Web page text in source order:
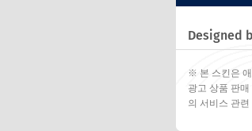
Designed
※ 본 스킨은
광고 상품 판
의 서비스 관